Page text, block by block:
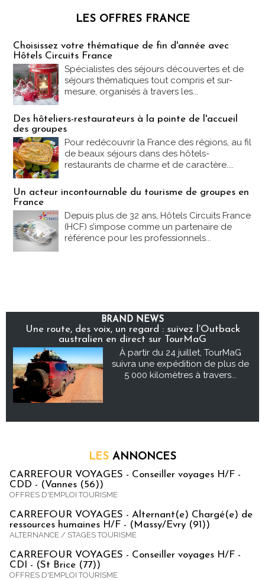
LES OFFRES FRANCE
Choisissez votre thématique de fin d'année avec
Hôtels Circuits France
Spécialistes des séjours découvertes et de
séjours thématiques tout compris et sur-
mesure, organisés à travers les...
Des hôteliers-restaurateurs à la pointe de l'accueil
des groupes
Pour redécouvrir la France des régions, au fil
de beaux séjours dans des hôtels-
restaurants de charme et de caractère....
Un acteur incontournable du tourisme de groupes en
France
Depuis plus de 32 ans, Hôtels Circuits France
(HCF) s’impose comme un partenaire de
référence pour les professionnels...
BRAND NEWS
Une route, des voix, un regard : suivez l’Outback
australien en direct sur TourMaG
À partir du 24 juillet, TourMaG
suivra une expédition de plus de
5 000 kilomètres à travers...
LES ANNONCES
CARREFOUR VOYAGES - Conseiller voyages H/F -
CDD - (Vannes (56))
OFFRES D'EMPLOI TOURISME
CARREFOUR VOYAGES - Alternant(e) Chargé(e) de
ressources humaines H/F - (Massy/Evry (91))
ALTERNANCE / STAGES TOURISME
CARREFOUR VOYAGES - Conseiller voyages H/F -
CDI - (St Brice (77))
OFFRES D'EMPLOI TOURISME